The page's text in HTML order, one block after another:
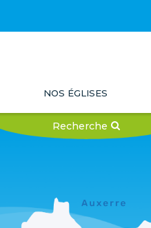
NOS ÉGLISES
Recherche